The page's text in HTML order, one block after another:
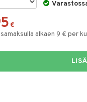
€
alkaen 9 € per